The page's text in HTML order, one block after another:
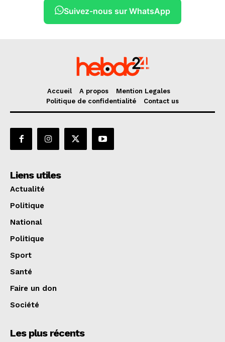
Suivez-nous sur WhatsApp
Accueil A propos
Mention Legales
Politique de confidentialité
Contact us
Liens utiles
Actualité
Politique
National
Politique
Sport
Santé
Faire un don
Société
Les plus récents